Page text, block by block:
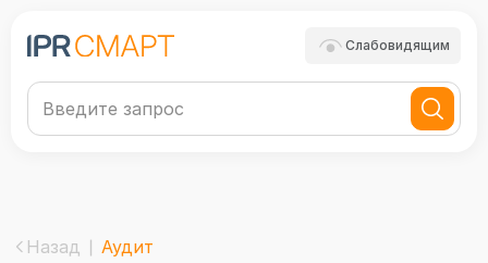
Слабовидящим
Назад Аудит